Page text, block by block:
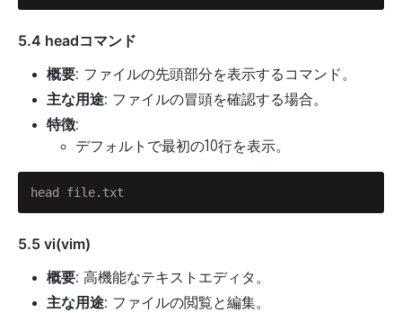
5.4 headコマンド
概要: ファイルの先頭部分を表示するコマンド。
主な用途: ファイルの冒頭を確認する場合。
特徴:
デフォルトで最初の10行を表示。
head file.txt
5.5 vi(vim)
概要: 高機能なテキストエディタ。
主な用途: ファイルの閲覧と編集。